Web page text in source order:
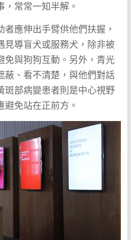
常常一知半解。
應伸出手臂供他們扶握，
見導盲犬或服務犬，除非被
免與狗狗互動。另外，青光
蔽、看不清楚，與他們對話
斑部病變患者則是中心視野
免站在正前方。